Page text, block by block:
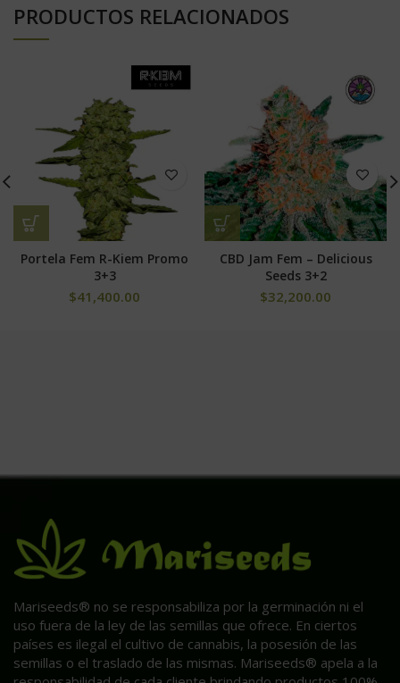
PRODUCTOS RELACIONADOS
Portela Fem R-Kiem Promo
3+3
$41,400.00
CBD Jam Fem – Delicious
Seeds 3+2
$32,200.00
Mariseeds® no se responsabiliza por la germinación ni el
uso fuera de la ley de las semillas que ofrece. En ciertos
países es ilegal el cultivo de cannabis, la posesión de las
semillas o el traslado de las mismas. Mariseeds® apela a la